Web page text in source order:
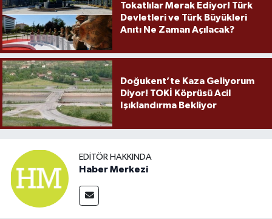
Tokatlılar Merak Ediyor! Türk
Devletleri ve Türk Büyükleri
Anıtı Ne Zaman Açılacak?
Doğukent’te Kaza Geliyorum
Diyor! TOKİ Köprüsü Acil
Işıklandırma Bekliyor
EDITÖR HAKKINDA
Haber Merkezi